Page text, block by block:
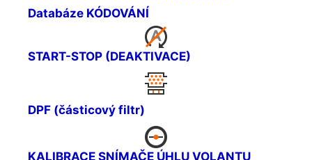
Databáze KÓDOVÁNÍ
START-STOP (DEAKTIVACE)
DPF (částicový filtr)
KALIBRACE SNÍMAČE ÚHLU VOLANTU